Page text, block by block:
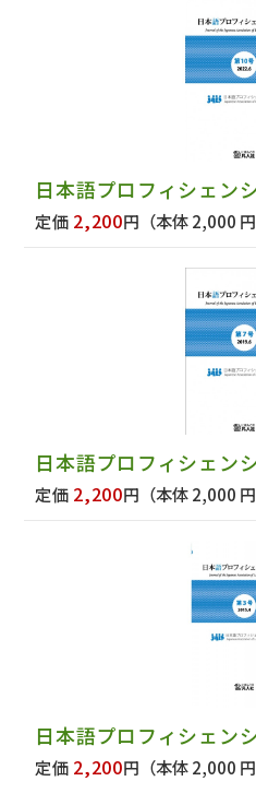
日本語プロフィシェ
定価 2,200円 （本体 2,000 円
日本語プロフィシェ
定価 2,200円 （本体 2,000 円
日本語プロフィシェ
定価 2,200円 （本体 2,000 円